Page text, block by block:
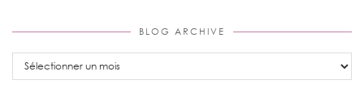
BLOG ARCHIVE
Blog
Archive